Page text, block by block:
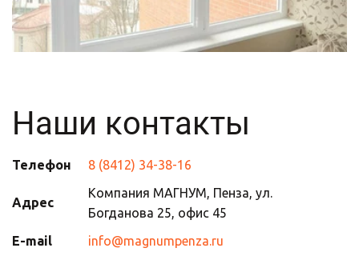
Наши контакты
Телефон 8 (8412) 34-38-16
Адрес
Компания МАГНУМ, Пенза, ул.
Богданова 25, офис 45
E-mail
info@magnumpenza.ru